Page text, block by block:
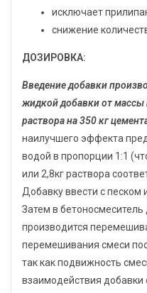
исключает
снижение
ДОЗИРОВКА:
Введение добавки
жидкой добавки от массы
раствора на 350 кг
наилучшего эффекта
водой в пропорции 1:1
или 2,8кг раствора
Добавку ввести с песком
Затем в бетоносмеситель
производится
перемешивания смеси
так как подвижность
взаимодействия